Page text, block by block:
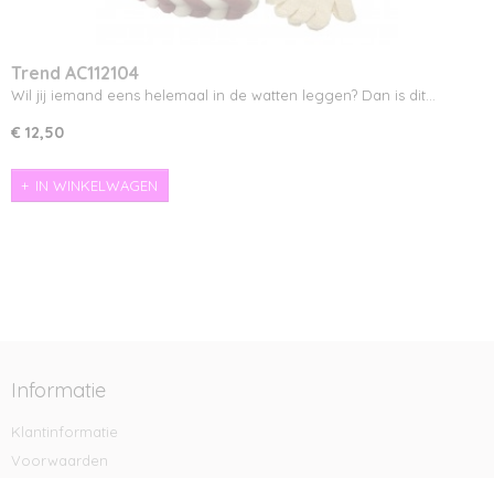
Trend AC112104
Wil jij iemand eens helemaal in de watten leggen? Dan is dit…
€ 12,50
IN WINKELWAGEN
Informatie
Klantinformatie
Voorwaarden